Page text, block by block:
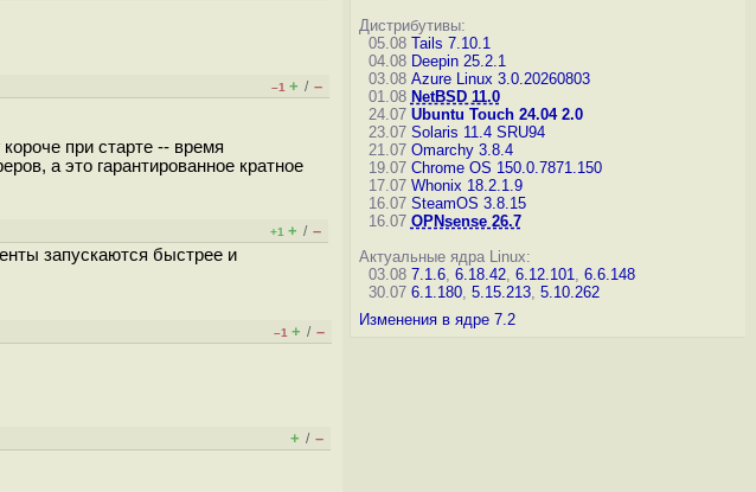
–1 + / –
при старте -- время
а это гарантированное кратное
+1 + / –
запускаются быстрее и
–1 + / –
+ / –
Дистрибутивы:
05.08 Tails 7.10.1
04.08 Deepin 25.2.1
03.08 Azure Linux 3.0.20260803
01.08 NetBSD 11.0
24.07 Ubuntu Touch 24.04 2.0
23.07 Solaris 11.4 SRU94
21.07 Omarchy 3.8.4
19.07 Chrome OS 150.0.7871.150
17.07 Whonix 18.2.1.9
16.07 SteamOS 3.8.15
16.07 OPNsense 26.7
Актуальные ядра Linux:
03.08 7.1.6, 6.18.42, 6.12.101, 6.6.148
30.07 6.1.180, 5.15.213, 5.10.262
Изменения в ядре 7.2